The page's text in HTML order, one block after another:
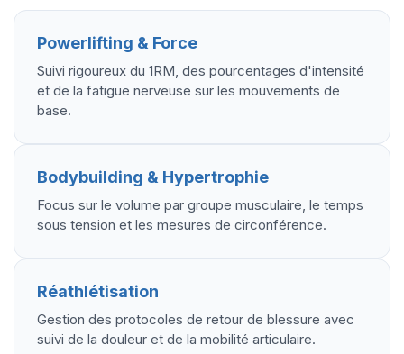
Powerlifting & Force
Suivi rigoureux du 1RM, des pourcentages d'intensité
et de la fatigue nerveuse sur les mouvements de
base.
Bodybuilding & Hypertrophie
Focus sur le volume par groupe musculaire, le temps
sous tension et les mesures de circonférence.
Réathlétisation
Gestion des protocoles de retour de blessure avec
suivi de la douleur et de la mobilité articulaire.